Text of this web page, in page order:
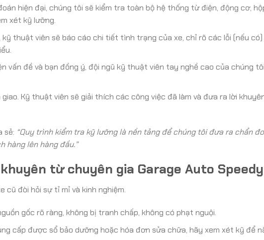
hiện đại, chúng tôi sẽ kiểm tra toàn bộ hệ thống từ điện, động cơ,
xét kỹ lưỡng.
kỹ thuật viên sẽ báo cáo chi tiết tình trạng của xe, chỉ rõ các lỗi (nếu
vấn đề và bạn đồng ý, đội ngũ kỹ thuật viên tay nghề cao của chúng
Kỹ thuật viên sẽ giải thích các công việc đã làm và đưa ra lời
sẻ: “Quy trình kiểm tra kỹ lưỡng là nền tảng để chúng tôi đưa ra chẩn
hàng lên hàng đầu.”
từ chuyên gia Garage Auto Speedy
cũ đòi hỏi sự tỉ mỉ và kinh nghiệm.
gốc rõ ràng, không bị tranh chấp, không có phạt nguội.
cấp được sổ bảo dưỡng hoặc hóa đơn sửa chữa, hãy xem xét kỹ để